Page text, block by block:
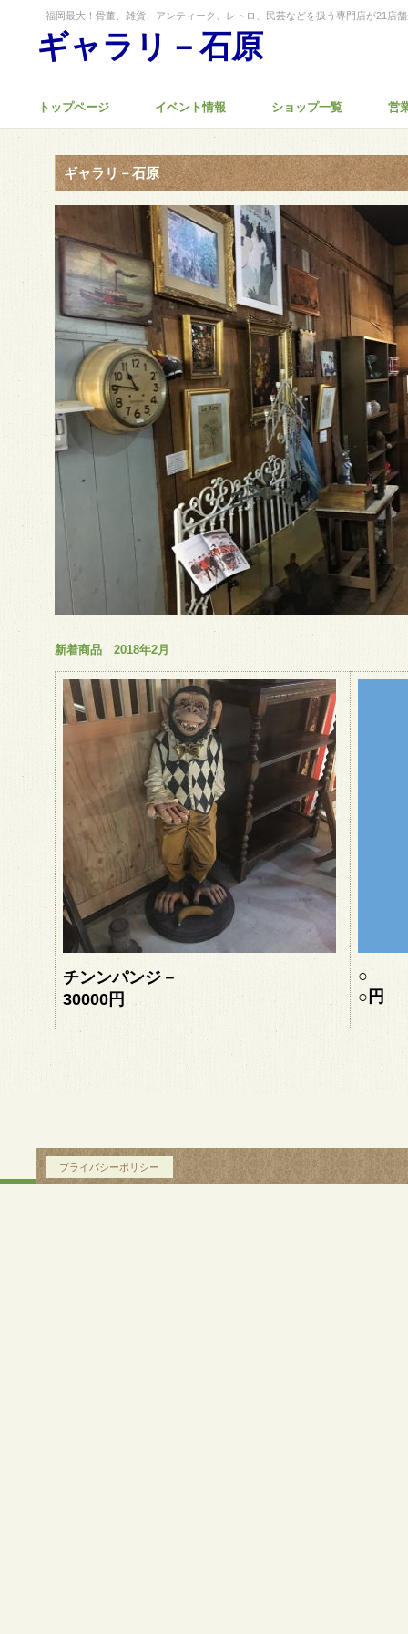
福岡最大！骨董、雑貨、アンティーク、レトロ、民芸などを扱う専門店が21店
ギャラリ－石原
ギャラリ－石原
新着商品 2018年2月
チンンパンジ－
30000円
○
○ 円
トップページ イベント情報 ショップ一覧 営
プライバシーポリシー